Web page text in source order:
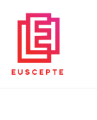
content